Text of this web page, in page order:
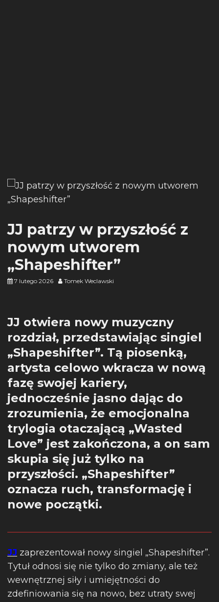
JJ patrzy w przyszłość z
nowym utworem
„Shapeshifter”
7 lutego 2026 Tomek Weclawski
JJ otwiera nowy muzyczny
rozdział, przedstawiając singiel
„Shapeshifter”. Tą piosenką,
artysta celowo wkracza w nową
fazę swojej kariery,
jednocześnie jasno dając do
zrozumienia, że emocjonalna
trylogia otaczającą „Wasted
Love” jest zakończona, a on sam
skupia się już tylko na
przyszłości. „Shapeshifter”
oznacza ruch, transformację i
nowe początki.
JJ zaprezentował nowy singiel „Shapeshifter”.
Tytuł odnosi się nie tylko do zmiany, ale też
wewnętrznej siły i umiejętności do
zdefiniowania się na nowo, bez utraty swej